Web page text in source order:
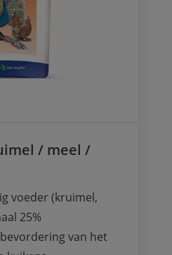
/ meel /
voeder (kruimel,
25%
van het